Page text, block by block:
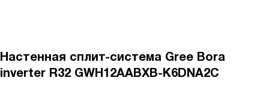
Настенная сплит-система Gree Bora
inverter R32 GWH12AABXB-K6DNA2C